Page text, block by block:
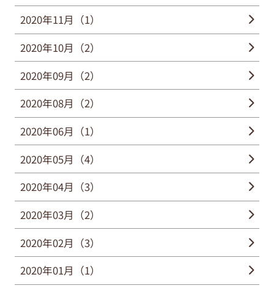
2020年11月（1）
2020年10月（2）
2020年09月（2）
2020年08月（2）
2020年06月（1）
2020年05月（4）
2020年04月（3）
2020年03月（2）
2020年02月（3）
2020年01月（1）